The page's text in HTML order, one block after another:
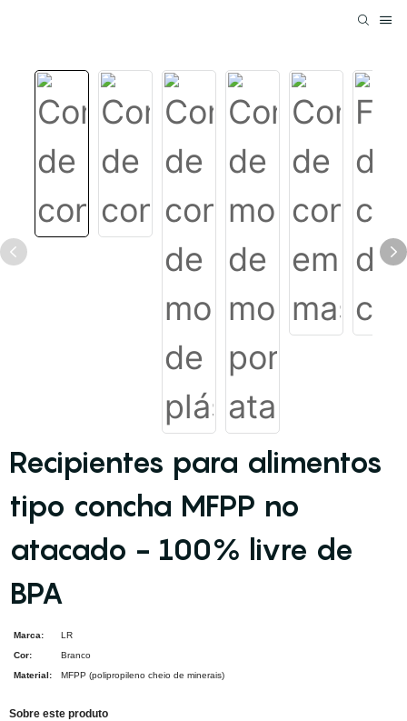
Recipientes para alimentos
tipo concha MFPP no
atacado - 100% livre de
BPA
Marca:
LR
Cor:
Branco
Material:
MFPP (polipropileno cheio de minerais)
Sobre este produto